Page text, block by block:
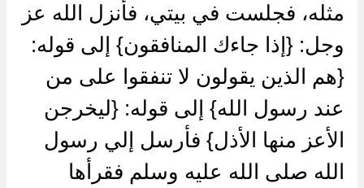
مثله، فجلست في بيتي، فأنزل الله عز
وجل: {إذا جاءك المنافقون} إلى قوله:
{هم الذين يقولون لا تنفقوا على من
عند رسول الله} إلى قوله: {ليخرجن
الأعز منها الأذل} فأرسل إلي رسول
الله صلى الله عليه وسلم فقرأها